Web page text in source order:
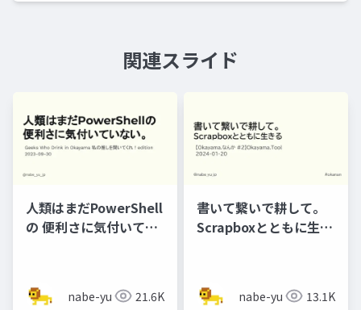
関連スライド
人類はまだPowerShell
の 便利さに気付いてい
nabe-yu 21.6K
書いて繋いで耕して。
Scrapboxとともに生き
nabe-yu 13.1K